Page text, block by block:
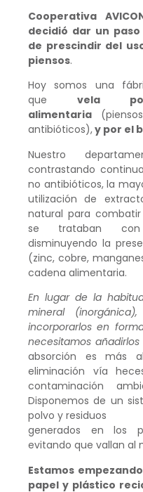
Cooperativa
decidió dar un
de prescindir del
piensos.
Hoy somos una
quevela
alimentaria
antibióticos),y por el
Nuestro
contrastando
no antibióticos, la
utilización de
natural para
se trataban con
disminuyendo la
(zinc, cobre,
cadena alimentaria.
En lugar de la
mineral
incorporarlos en
necesitamos
absorción es más
eliminación vía
contaminación
Disponemos de un
polvo y residuos
generados en los
evitando que vallan al
Estamos
papel y plástico